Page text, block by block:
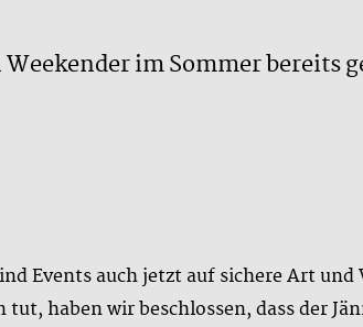
Weekender im Sommer bereits
Events auch jetzt auf sichere Art und
haben wir beschlossen, dass der